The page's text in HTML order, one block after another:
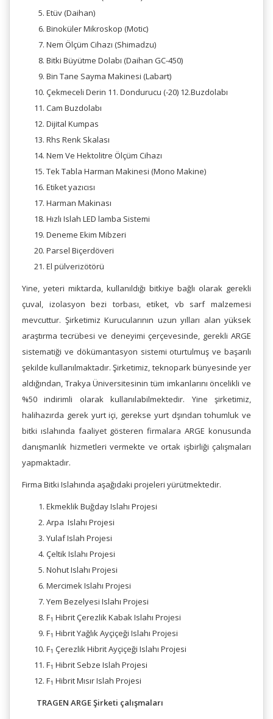
Etüv (Daihan)
Binoküler Mikroskop (Motic)
Nem Ölçüm Cihazı (Shimadzu)
Bitki Büyütme Dolabı (Daihan GC-450)
Bin Tane Sayma Makinesi (Labart)
Çekmeceli Derin 11. Dondurucu (-20) 12.Buzdolabı
Cam Buzdolabı
Dijital Kumpas
Rhs Renk Skalası
Nem Ve Hektolitre Ölçüm Cihazı
Tek Tabla Harman Makinesi (Mono Makine)
Etiket yazıcısı
Harman Makinası
Hızlı Islah LED lamba Sistemi
Deneme Ekim Mibzeri
Parsel Biçerdöveri
El pülverizötörü
Yine, yeteri miktarda, kullanıldığı bitkiye bağlı olarak gerekli
çuval, izolasyon bezi torbası, etiket, vb sarf malzemesi
mevcuttur. Şirketimiz Kurucularının uzun yılları alan yüksek
araştırma tecrübesi ve deneyimi çerçevesinde, gerekli ARGE
sistematiği ve dökümantasyon sistemi oturtulmuş ve başarılı
şekilde kullanılmaktadır. Şirketimiz, teknopark bünyesinde yer
aldığından, Trakya Üniversitesinin tüm imkanlarını öncelikli ve
%50 indirimli olarak kullanılabilmektedir. Yine şirketimiz,
halihazırda gerek yurt içi, gerekse yurt dşından tohumluk ve
bitki ıslahında faaliyet gösteren firmalara ARGE konusunda
danışmanlık hizmetleri vermekte ve ortak işbirliği çalışmaları
yapmaktadır.
Firma Bitki Islahında aşağıdaki projeleri yürütmektedir.
Ekmeklik Buğday Islahı Projesi
Arpa Islahı Projesi
Yulaf Islah Projesi
Çeltik Islahı Projesi
Nohut Islahı Projesi
Mercimek Islahı Projesi
Yem Bezelyesi Islahı Projesi
F1 Hibrit Çerezlik Kabak Islahı Projesi
F1 Hibrit Yağlık Ayçiçeği Islahı Projesi
F1 Çerezlik Hibrit Ayçiçeği Islahı Projesi
F1 Hibrit Sebze Islah Projesi
F1 Hibrit Mısır Islah Projesi
TRAGEN ARGE Şirketi çalışmaları